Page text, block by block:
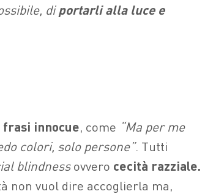
diportarli alla luce e
frasi innocue, come “Ma per me
colori, solo persone”. Tutti
blindnessovvero cecità razziale.
non vuol dire accoglierla ma,